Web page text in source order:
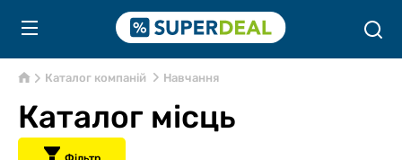
Каталог компаній Навчання
Каталог місць